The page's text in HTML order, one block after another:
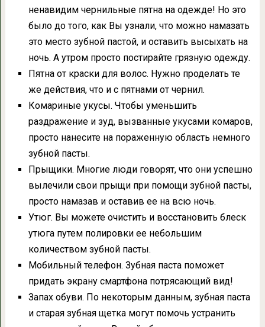
ненавидим чернильные пятна на одежде! Но это
было до того, как Вы узнали, что можно намазать
это место зубной пастой, и оставить высыхать на
ночь. А утром просто постирайте грязную одежду.
Пятна от краски для волос. Нужно проделать те
же действия, что и с пятнами от чернил.
Комариные укусы. Чтобы уменьшить
раздражение и зуд, вызванные укусами комаров,
просто нанесите на пораженную область немного
зубной пасты.
Прыщики. Многие люди говорят, что они успешно
вылечили свои прыщи при помощи зубной пасты,
просто намазав и оставив ее на всю ночь.
Утюг. Вы можете очистить и восстановить блеск
утюга путем полировки ее небольшим
количеством зубной пасты.
Мобильный телефон. Зубная паста поможет
придать экрану смартфона потрясающий вид!
Запах обуви. По некоторым данным, зубная паста
и старая зубная щетка могут помочь устранить